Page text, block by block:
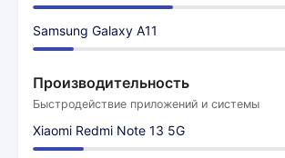
Samsung Galaxy A11
Производительность
Быстродействие приложений и системы
Xiaomi Redmi Note 13 5G